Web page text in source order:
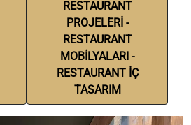
RESTAURANT
PROJELERİ -
RESTAURANT
MOBİLYALARI -
RESTAURANT İÇ
TASARIM